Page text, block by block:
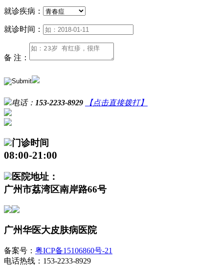
就诊疾病：
就诊时间：
备 注：
电话： 153-2233-8929 【点击直接拨打】
门诊时间
08:00-21:00
医院地址：
广州市荔湾区南岸路66号
广州华医大皮肤病医院
备案号： 粤ICP备15106860号-21
电话热线：153-2233-8929